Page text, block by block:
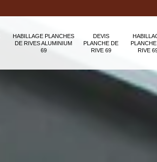
HABILLAGE PLANCHES
DE RIVES ALUMINIUM
69
DEVIS
PLANCHE DE
RIVE 69
RIVE